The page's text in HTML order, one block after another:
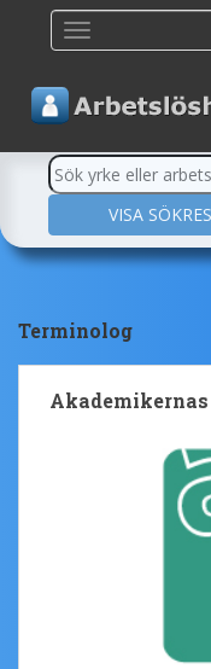
Terminolog
Akademikernas